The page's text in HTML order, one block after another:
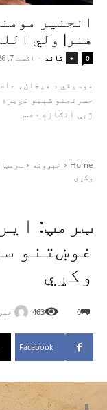
انجنیر
هنر| ولي
+ تاند - اګست 7, 2026 0
موسیقي د هیجان،
حسرتجنو شېبو
ژبې انګازه ده...